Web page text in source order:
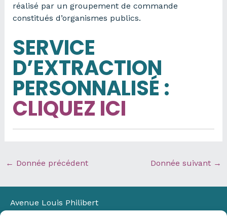
réalisé par un groupement de commande
constitués d’organismes publics.
SERVICE
D’EXTRACTION
PERSONNALISÉ :
CLIQUEZ ICI
← Donnée précédent Donnée suivant →
Avenue Louis Philibert